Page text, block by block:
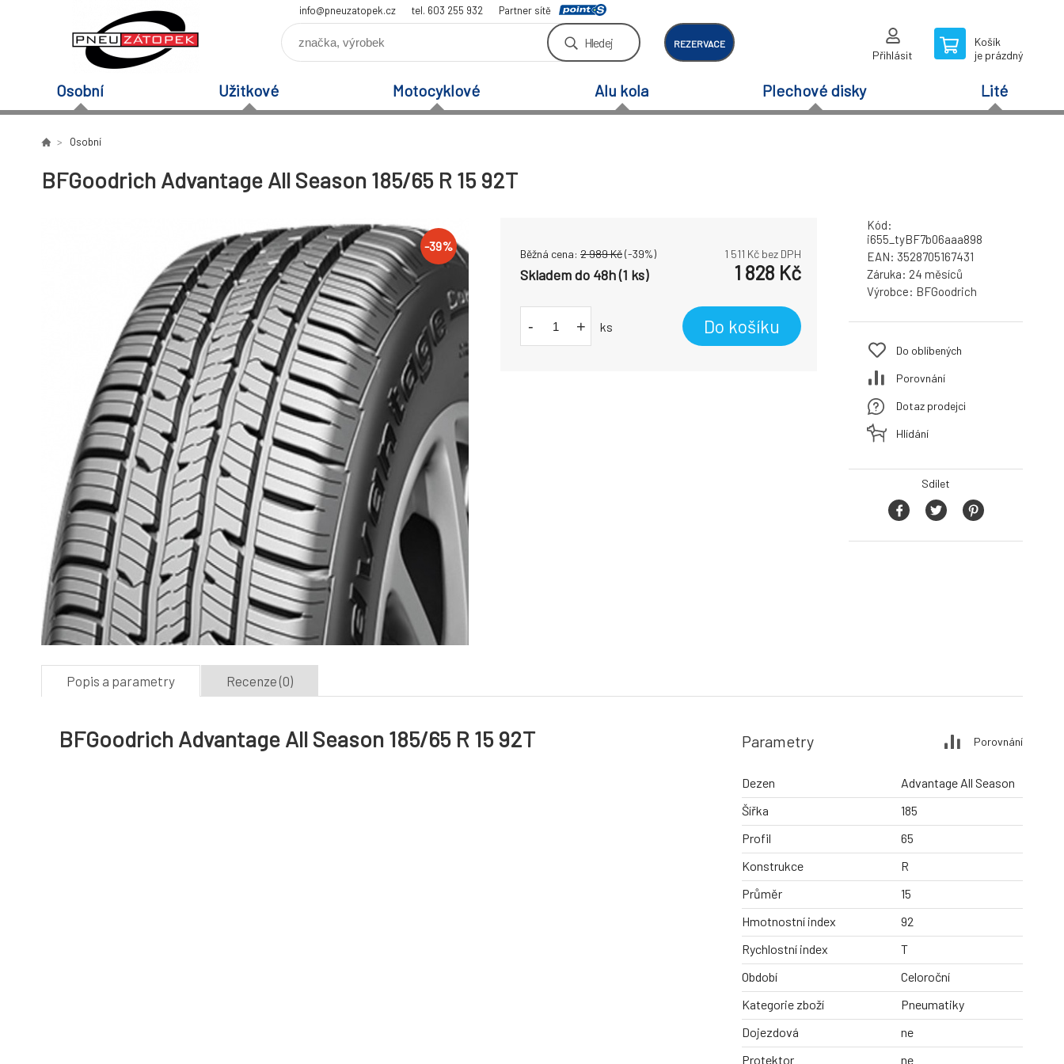
info@pneuzatopek.cz tel. 603 255 932 Partner sítě
Hledej REZERVACE
Přihlásit
Košík
je prázdný
Osobní Užitkové Motocyklové Alu kola Plechové disky Lité
Osobní
BFGoodrich Advantage All Season 185/65 R 15 92T
-39%
Běžná cena: 2 989Kč(-39%) 1 511 Kč bez DPH
Skladem do 48h (1 ks) 1 828 Kč
- + ks Do košíku
Kód:
i655_tyBF7b06aaa898
EAN: 3528705167431
Záruka: 24 měsíců
Výrobce: BFGoodrich
Do oblíbených
Porovnání
Dotaz prodejci
Hlídání
Sdílet
Popis a parametry Recenze (0)
BFGoodrich Advantage All Season 185/65 R 15 92T Parametry Porovnání
Dezen
Advantage All Season
Šířka
185
Profil
65
Konstrukce
R
Průměr
15
Hmotnostní index
92
Rychlostní index
T
Období
Celoroční
Kategorie zboží
Pneumatiky
Dojezdová
ne
Protektor
ne